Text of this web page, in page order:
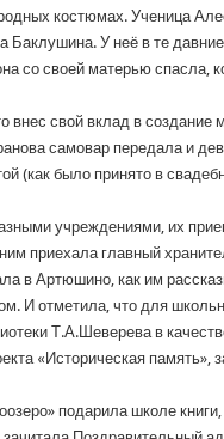
костюмах. Ученица
Баклушина. У неё в те
со своей матерью спасла,
внес свой вклад в
самовар передала и
(как было принято в
учреждениями, их
приехала главный
в Артюшино, как им
И отметила, что для
Т.А.Шеверева в
«Историческая
подарила школе